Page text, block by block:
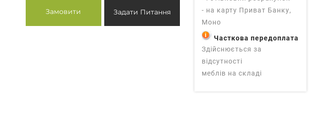
Замовити Задати Питання
- на карту Приват Банку,
Моно
Часткова передоплата
Здійснюється за
відсутності
меблів на складі